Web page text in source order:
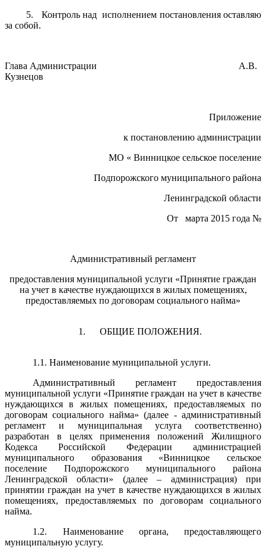
5. Контроль над исполнением постановления оставляю
за собой.
Глава Администрации А.В.
Кузнецов
Приложение
к постановлению администрации
МО « Винницкое сельское поселение
Подпорожского муниципального района
Ленинградской области
От марта 2015 года №
Административный регламент
предоставления муниципальной услуги «Принятие граждан
на учет в качестве нуждающихся в жилых помещениях,
предоставляемых по договорам социального найма»
1. ОБЩИЕ ПОЛОЖЕНИЯ.
1.1. Наименование муниципальной услуги.
Административный регламент предоставления
муниципальной услуги «Принятие граждан на учет в качестве
нуждающихся в жилых помещениях, предоставляемых по
договорам социального найма» (далее - административный
регламент и муниципальная услуга соответственно)
разработан в целях применения положений Жилищного
Кодекса Российской Федерации администрацией
муниципального образования «Винницкое сельское
поселение Подпорожского муниципального района
Ленинградской области» (далее – администрация) при
принятии граждан на учет в качестве нуждающихся в жилых
помещениях, предоставляемых по договорам социального
найма.
1.2. Наименование органа, предоставляющего
муниципальную услугу.